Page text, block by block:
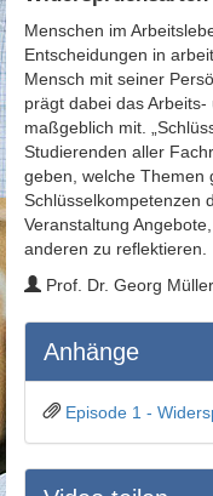
Menschen im
Entscheidungen in
Mensch mit seiner
prägt dabei das
maßgeblich mit.
Studierenden aller
geben, welche Themen
Schlüsselkompetenzen
Veranstaltung
anderen zu reflektieren.
Prof. Dr. Georg
Anhänge
Episode 1 -